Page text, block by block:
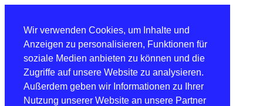
Wir verwenden Cookies, um Inhalte und
Anzeigen zu personalisieren, Funktionen für
soziale Medien anbieten zu können und die
Zugriffe auf unsere Website zu analysieren.
Außerdem geben wir Informationen zu Ihrer
Nutzung unserer Website an unsere Partner